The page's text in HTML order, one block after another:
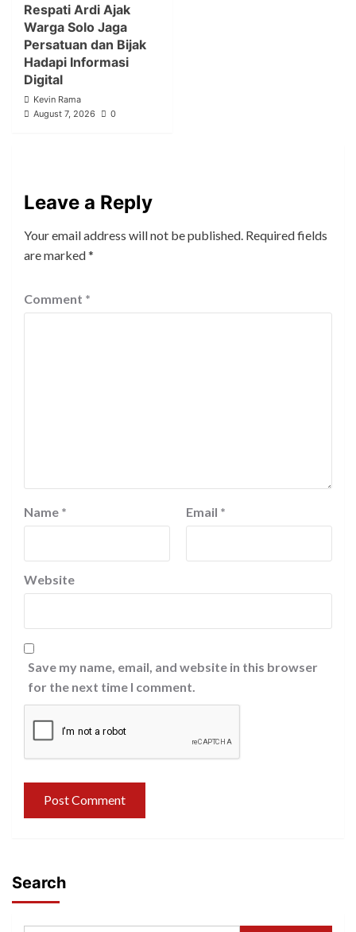
Respati Ardi Ajak
Warga Solo Jaga
Persatuan dan Bijak
Hadapi Informasi
Digital
Kevin Rama
August 7, 2026
0
Leave a Reply
Your email address will not be published. Required fields
are marked*
Comment *
Name * Email *
Website
Save my name, email, and website in this browser
for the next time I comment.
Search